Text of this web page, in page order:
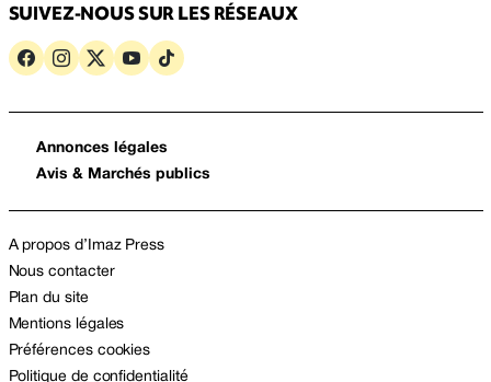
SUIVEZ-NOUS SUR LES RÉSEAUX
Annonces légales
Avis & Marchés publics
A propos d’Imaz Press
Nous contacter
Plan du site
Mentions légales
Préférences cookies
Politique de confidentialité